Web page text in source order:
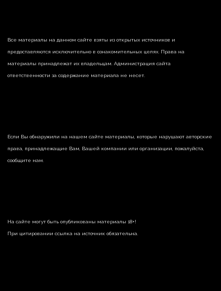
Все материалы на данном сайте взяты из открытых источников и
предоставляются исключительно в ознакомительных целях. Права на
материалы принадлежат их владельцам. Администрация сайта
ответственности за содержание материала не несет.
Если Вы обнаружили на нашем сайте материалы, которые нарушают авторские
права, принадлежащие Вам, Вашей компании или организации, пожалуйста,
сообщите нам.
На сайте могут быть опубликованы материалы 18+!
При цитировании ссылка на источник обязательна.